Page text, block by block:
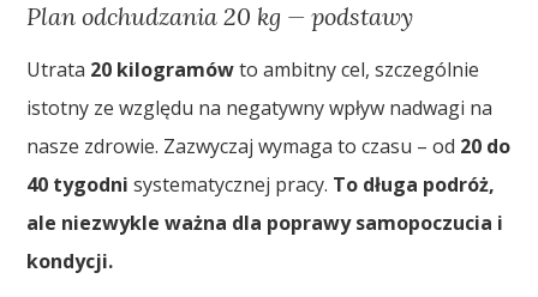
Plan odchudzania 20 kg — podstawy
Utrata 20 kilogramówto ambitny cel, szczególnie
istotny ze względu na negatywny wpływ nadwagi na
nasze zdrowie. Zazwyczaj wymaga to czasu – od 20 do
40 tygodni systematycznej pracy. To długa podróż,
ale niezwykle ważna dla poprawy samopoczucia i
kondycji.